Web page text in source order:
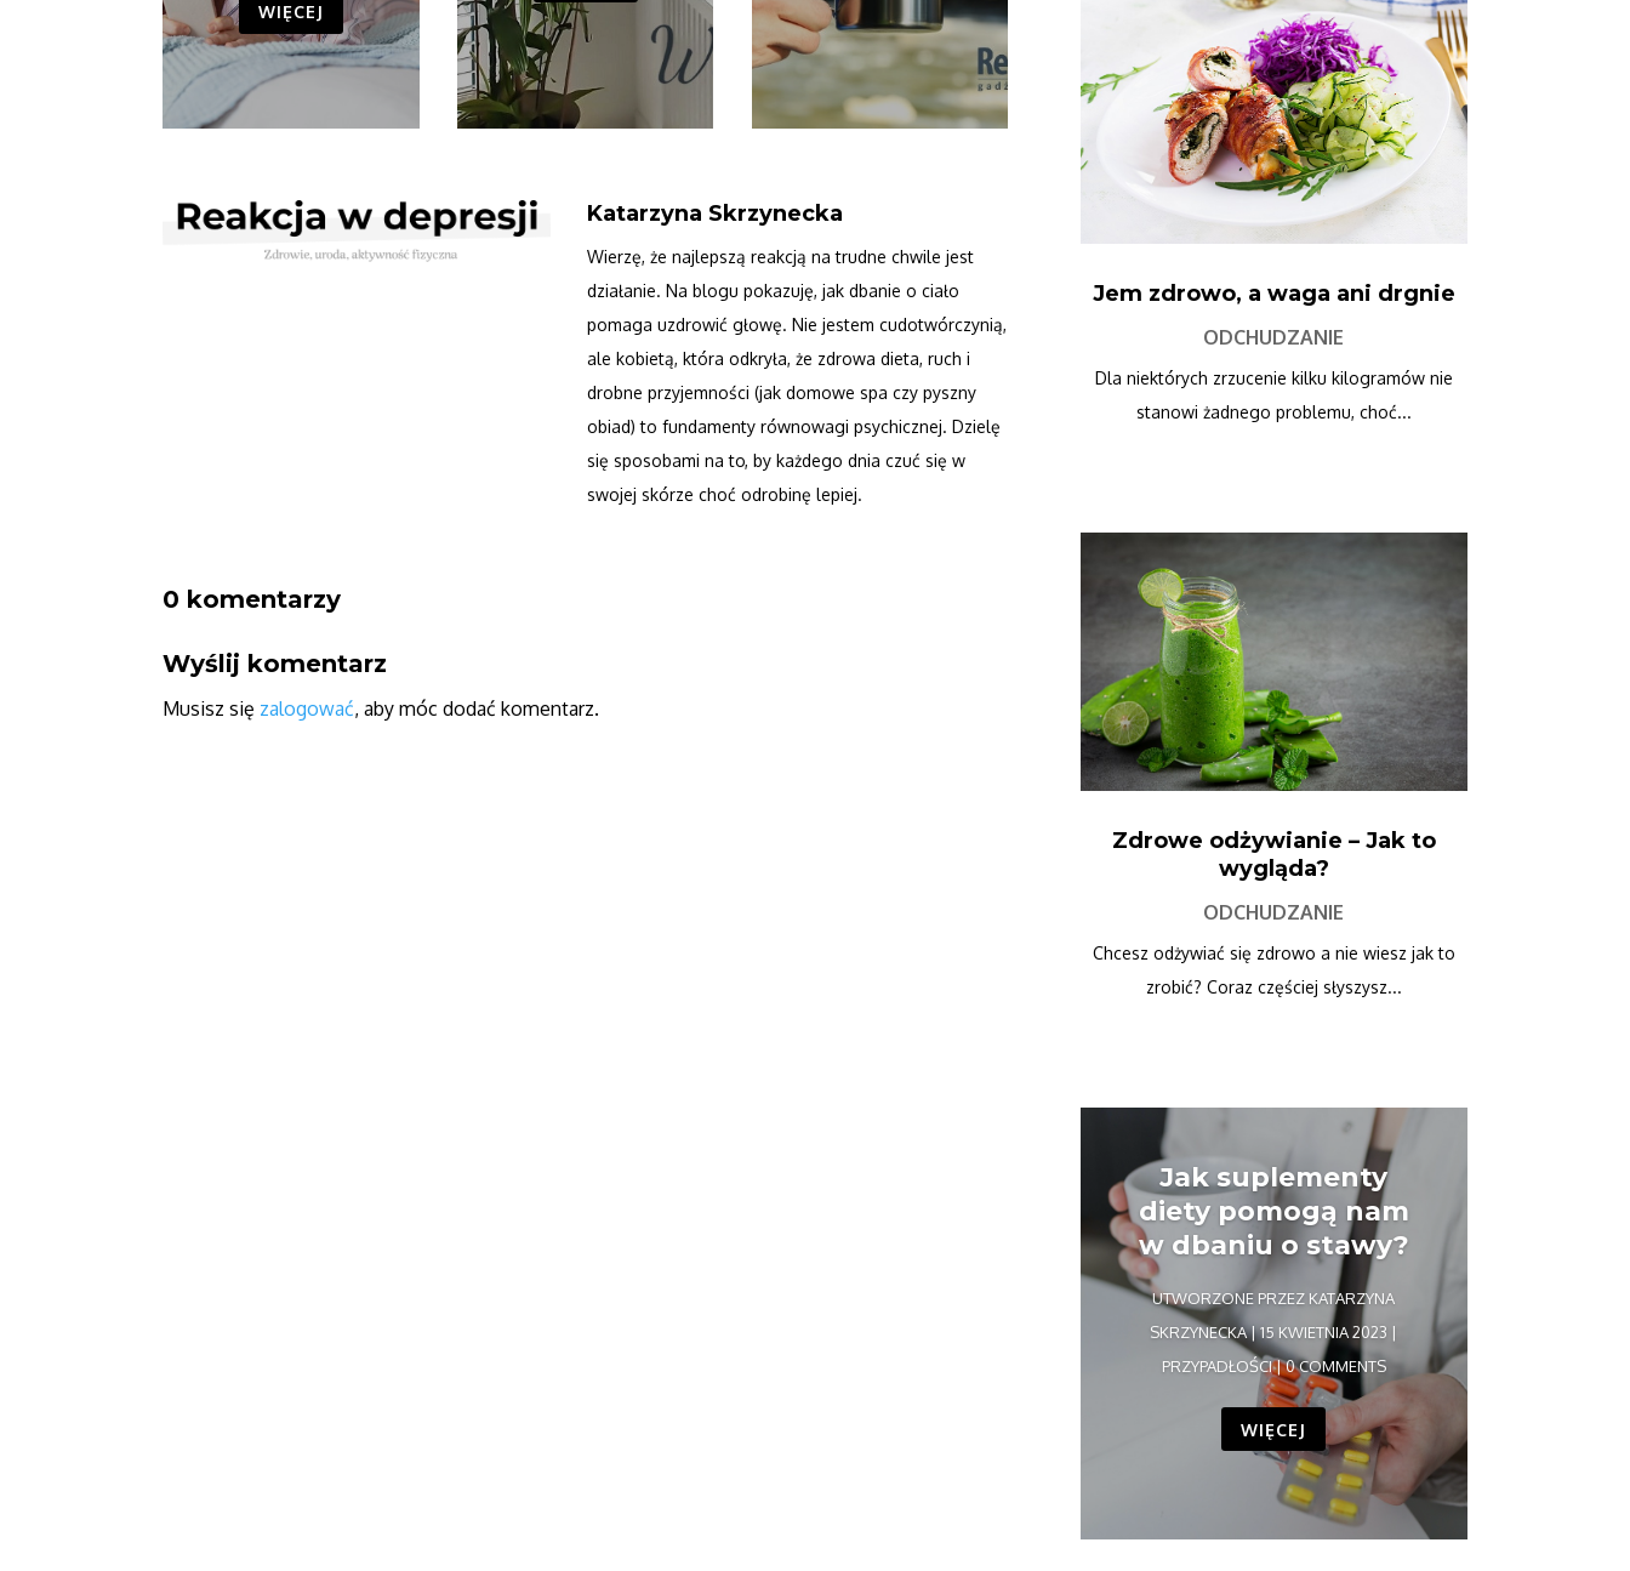
WIĘCEJ
Katarzyna Skrzynecka
Wierzę, że najlepszą reakcją na trudne chwile jest
działanie. Na blogu pokazuję, jak dbanie o ciało
pomaga uzdrowić głowę. Nie jestem cudotwórczynią,
ale kobietą, która odkryła, że zdrowa dieta, ruch i
drobne przyjemności (jak domowe spa czy pyszny
obiad) to fundamenty równowagi psychicznej. Dzielę
się sposobami na to, by każdego dnia czuć się w
swojej skórze choć odrobinę lepiej.
0 komentarzy
Wyślij komentarz
Musisz się zalogować, aby móc dodać komentarz.
Jem zdrowo, a waga ani drgnie
ODCHUDZANIE
Dla niektórych zrzucenie kilku kilogramów nie
stanowi żadnego problemu, choć...
Zdrowe odżywianie – Jak to
wygląda?
ODCHUDZANIE
Chcesz odżywiać się zdrowo a nie wiesz jak to
zrobić? Coraz częściej słyszysz...
Jak suplementy
diety pomogą nam
w dbaniu o stawy?
UTWORZONE PRZEZ KATARZYNA
SKRZYNECKA|15 KWIETNIA 2023 |
PRZYPADŁOŚCI| 0 COMMENTS
WIĘCEJ